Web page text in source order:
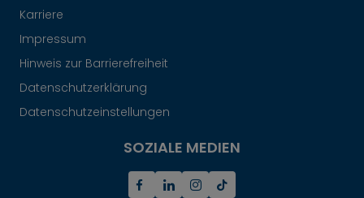
Karriere
Impressum
Hinweis zur Barrierefreiheit
Datenschutzerklärung
Datenschutzeinstellungen
SOZIALE MEDIEN